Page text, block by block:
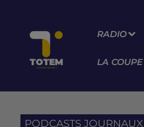
RADIO
LA
PODCASTS